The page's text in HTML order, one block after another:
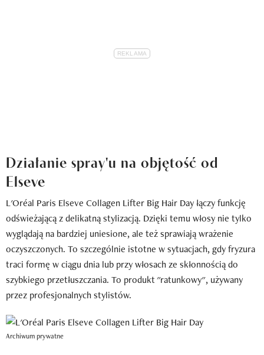
Działanie spray'u na objętość od
Elseve
L'Oréal Paris Elseve Collagen Lifter Big Hair Day łączy funkcję
odświeżającą z delikatną stylizacją. Dzięki temu włosy nie tylko
wyglądają na bardziej uniesione, ale też sprawiają wrażenie
oczyszczonych. To szczególnie istotne w sytuacjach, gdy fryzura
traci formę w ciągu dnia lub przy włosach ze skłonnością do
szybkiego przetłuszczania. To produkt "ratunkowy", używany
przez profesjonalnych stylistów.
Archiwum prywatne